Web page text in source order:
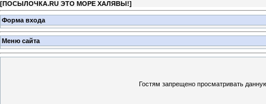
[ПОСЫЛОЧКА.RU ЭТО МОРЕ ХАЛЯВЫ!]
Форма входа
Меню сайта
Гостям запрещено просматривать